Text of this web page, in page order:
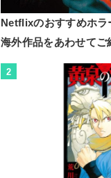
Netflixのおすすめホラ
海外作品をあわせてご
2